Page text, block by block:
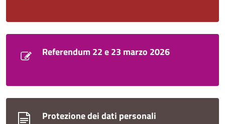
Referendum 22 e 23 marzo 2026
Protezione dei dati personali